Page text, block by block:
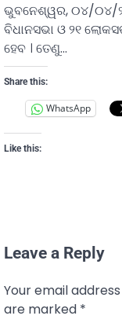
ଭୁବନେଶ୍ୱର, ୦୪/୦୪/
ବିଧାନସଭା ଓ ୨୧
ହେବ । ତେଣୁ…
Share this:
WhatsApp
Like this:
Leave a Reply
Your email
are marked *